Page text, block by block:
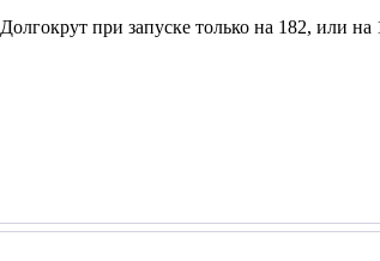
Долгокрут при запуске только на 182, или